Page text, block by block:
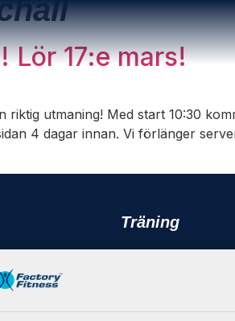
Lör 17:e mars!
riktig utmaning! Med start 10:30
4 dagar innan. Vi förlänger
Träning